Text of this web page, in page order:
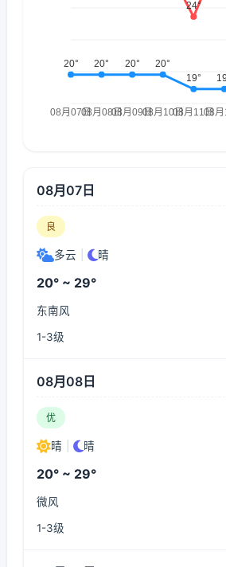
08月07日
良
多云 晴
20° ~ 29°
东南风
1-3级
08月08日
优
晴 晴
20° ~ 29°
微风
1-3级